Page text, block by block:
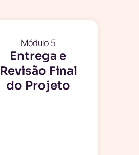
Módulo 5
Entrega e
Revisão Final
do Projeto